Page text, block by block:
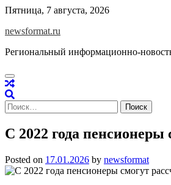
Skip
content
Пятница, 7 августа, 2026
newsformat.ru
Региональный информационно-
Найти:
С 2022 года
Posted on 17.01.2026 by newsformat